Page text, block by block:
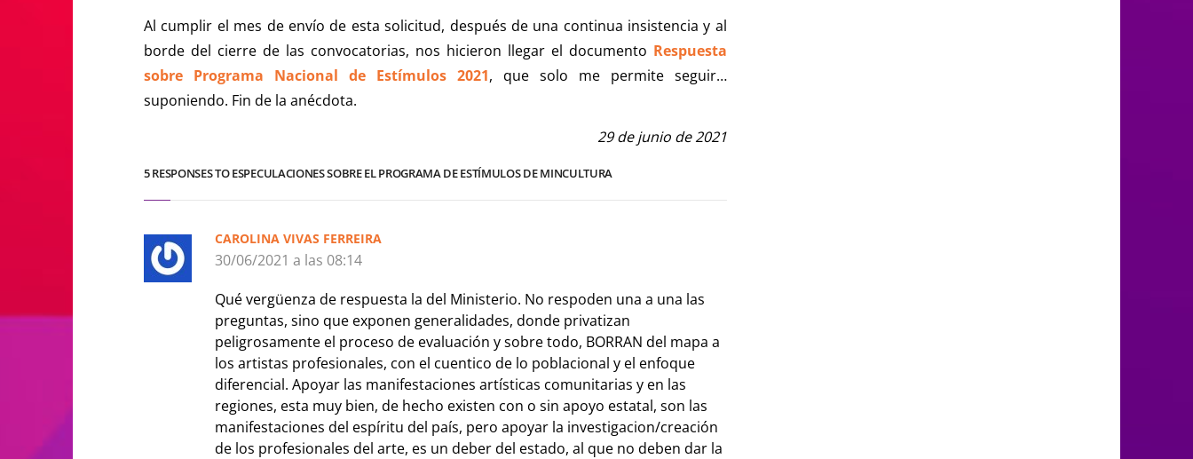
Al cumplir el mes de envío de esta solicitud, después de una continua insistencia y al
borde del cierre de las convocatorias, nos hicieron llegar el documento Respuesta
sobre Programa Nacional de Estímulos 2021, que solo me permite seguir…
suponiendo. Fin de la anécdota.
29 de junio de 2021
5 RESPONSES TO ESPECULACIONES SOBRE EL PROGRAMA DE ESTÍMULOS DE MINCULTURA
CAROLINA VIVAS FERREIRA
30/06/2021 a las 08:14
Qué vergüenza de respuesta la del Ministerio. No respoden una a una las
preguntas, sino que exponen generalidades, donde privatizan
peligrosamente el proceso de evaluación y sobre todo, BORRAN del mapa a
los artistas profesionales, con el cuentico de lo poblacional y el enfoque
diferencial. Apoyar las manifestaciones artísticas comunitarias y en las
regiones, esta muy bien, de hecho existen con o sin apoyo estatal, son las
manifestaciones del espíritu del país, pero apoyar la investigacion/creación
de los profesionales del arte, es un deber del estado, al que no deben dar la